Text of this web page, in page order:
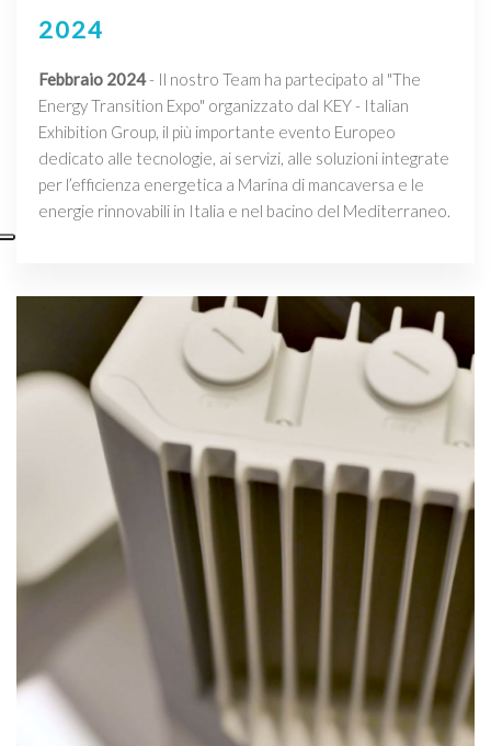
2024
Febbraio 2024- Il nostro Team ha partecipato al "The
Energy Transition Expo" organizzato dal KEY - Italian
Exhibition Group, il più importante evento Europeo
dedicato alle tecnologie, ai servizi, alle soluzioni integrate
per l’efficienza energetica a Marina di mancaversa e le
energie rinnovabili in Italia e nel bacino del Mediterraneo.